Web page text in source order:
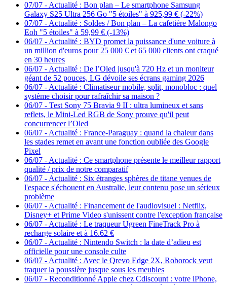
07/07 - Actualité : Bon plan – Le smartphone Samsung
Galaxy S25 Ultra 256 Go "5 étoiles" à 925,99 € (-22%)
07/07 - Actualité : Soldes / Bon plan – La cafetière Malongo
Eoh "5 étoiles" à 59,99 € (-13%)
06/07 - Actualité : BYD promet la puissance d'une voiture à
un million d'euros pour 25 000 € et 65 000 clients ont craqué
en 30 heures
06/07 - Actualité : De l’Oled jusqu'à 720 Hz et un moniteur
géant de 52 pouces, LG dévoile ses écrans gaming 2026
06/07 - Actualité : Climatiseur mobile, split, monobloc : quel
système choisir pour rafraîchir sa maison ?
06/07 - Test Sony 75 Bravia 9 II : ultra lumineux et sans
reflets, le Mini-Led RGB de Sony prouve qu'il peut
concurrencer l’Oled
06/07 - Actualité : France-Paraguay : quand la chaleur dans
les stades remet en avant une fonction oubliée des Google
Pixel
06/07 - Actualité : Ce smartphone présente le meilleur rapport
qualité / prix de notre comparatif
06/07 - Actualité : Six étranges sphères de titane venues de
l'espace s'échouent en Australie, leur contenu pose un sérieux
problème
06/07 - Actualité : Financement de l'audiovisuel : Netflix,
Disney+ et Prime Video s'unissent contre l'exception française
06/07 - Actualité : Le traqueur Ugreen FineTrack Pro à
recharge solaire et à 16.62 €
06/07 - Actualité : Nintendo Switch : la date d’adieu est
officielle pour une console culte
06/07 - Actualité : Avec le Qrevo Edge 2X, Roborock veut
traquer la poussière jusque sous les meubles
06/07 - Reconditionné Apple chez Cdiscount : votre iPhone,